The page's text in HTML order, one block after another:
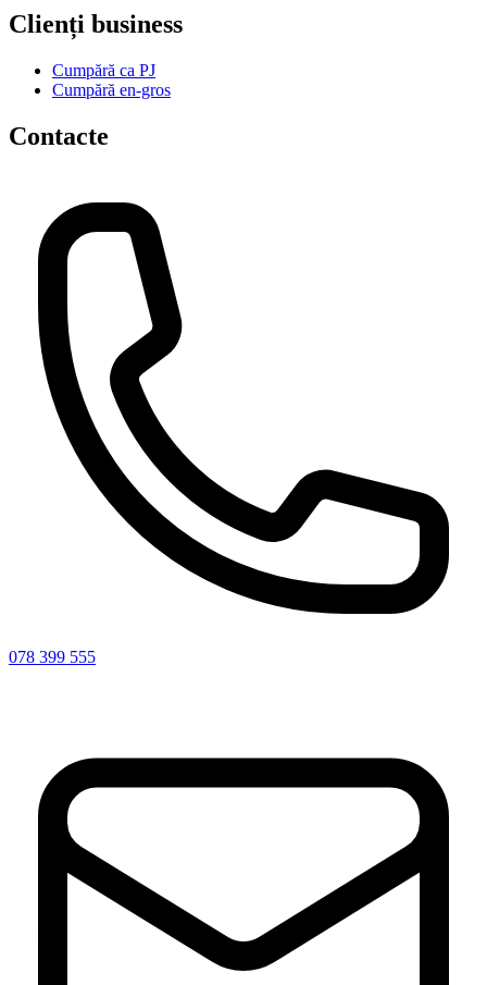
Clienți business
Cumpără ca PJ
Cumpără en-gros
Contacte
078 399 555